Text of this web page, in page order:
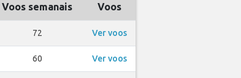
Voos semanais Voos
72 Ver voos
60 Ver voos